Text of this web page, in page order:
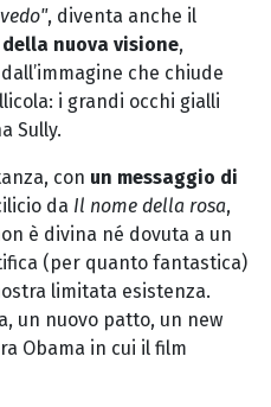
, diventa anche il
nuova visione,
che chiude
i grandi occhi gialli
Sully.
con un messaggio di
da Il nome della rosa,
è divina né dovuta a un
(per quanto fantastica)
limitata esistenza.
un nuovo patto, un new
Obama in cui il film